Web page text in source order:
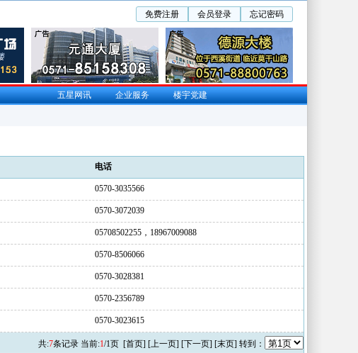
免费注册 会员登录 忘记密码
五星网讯 企业服务 楼宇党建
电话
0570-3035566
0570-3072039
05708502255，18967009088
0570-8506066
0570-3028381
0570-2356789
0570-3023615
共:7条记录 当前:1/1页 [首页] [上一页] [下一页] [末页] 转到：